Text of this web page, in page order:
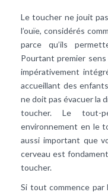
Le toucher ne jouit
l’ouïe, considérés
parce qu’ils
Pourtant premier
impérativement
accueillant des
ne doit pas évacuer la
toucher. Le tout-
environnement en le
aussi important que
cerveau est
toucher.
Si tout commence par